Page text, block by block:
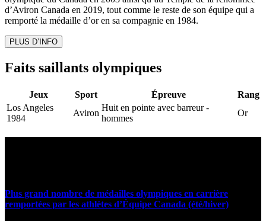
d’Aviron Canada en 2019, tout comme le reste de son équipe qui a
remporté la médaille d’or en sa compagnie en 1984.
PLUS D’INFO
Faits saillants olympiques
Jeux Sport Épreuve
Rang
Los Angeles
1984
Aviron
Huit en pointe avec barreur -
hommes
Or
Plus grand nombre de médailles olympiques en carrière
remportées par les athlètes d’Équipe Canada (été/hiver)